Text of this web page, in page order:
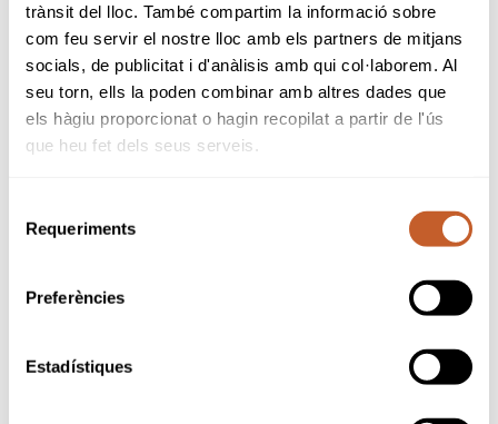
trànsit del lloc. També compartim la informació sobre
com feu servir el nostre lloc amb els partners de mitjans
socials, de publicitat i d'anàlisis amb qui col·laborem. Al
seu torn, ells la poden combinar amb altres dades que
els hàgiu proporcionat o hagin recopilat a partir de l'ús
que heu fet dels seus serveis.
Requeriments
Preferències
Estadístiques
SPONSORS